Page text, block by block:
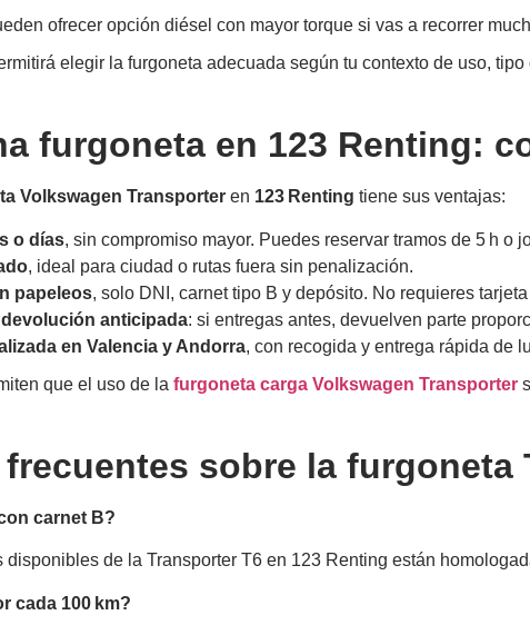
ofrecer opción diésel con mayor torque si vas a recorrer
elegir la furgoneta adecuada según tu contexto de uso,
furgoneta en 123 Renting:
Volkswagen Transporter en 123 Renting tiene sus ventajas:
o días, sin compromiso mayor. Puedes reservar tramos de 5 h o
, ideal para ciudad o rutas fuera sin penalización.
papeleos, solo DNI, carnet tipo B y depósito. No requieres
anticipada: si entregas antes, devuelven parte
en Valencia y Andorra, con recogida y entrega rápida de
que el uso de la furgoneta carga Volkswagen Transporter
sobre la furgoneta
carnet B?
disponibles de la Transporter T6 en 123 Renting están
cada 100 km?